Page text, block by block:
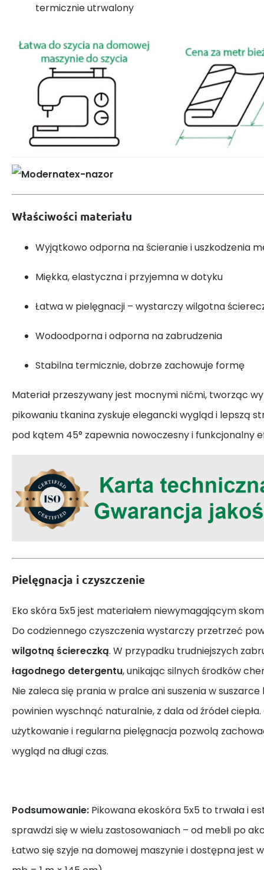
termicznie utrwalony
Właściwości materiału
Wyjątkowo odporna na ścieranie i uszkodzenia
Miękka, elastyczna i przyjemna w dotyku
Łatwa w pielęgnacji – wystarczy wilgotna
Wodoodporna i odporna na zabrudzenia
Stabilna termicznie, dobrze zachowuje formę
Materiał przeszywany jest mocnymi nićmi, tworząc
pikowaniu tkanina zyskuje elegancki wygląd i lepszą
pod kątem 45° zapewnia nowoczesny i funkcjonalny
Pielęgnacja i czyszczenie
Eko skóra 5x5 jest materiałem niewymagającym
Do codziennego czyszczenia wystarczy przetrzeć
wilgotną ściereczką. W przypadku trudniejszych
łagodnego detergentu, unikając silnych środków
Nie zaleca się prania w pralce ani suszenia w
powinien wyschnąć naturalnie, z dala od źródeł
użytkowanie i regularna pielęgnacja pozwolą
wygląd na długi czas.
Podsumowanie: Pikowana ekoskóra 5x5 to trwała i
sprawdzi się w wielu zastosowaniach – od mebli po
Łatwo się szyje na domowej maszynie i dostępna jest